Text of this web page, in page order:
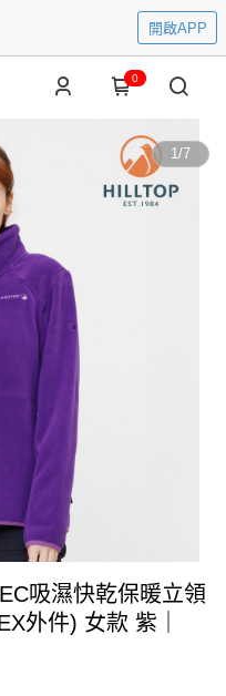
開啟APP
0
1/7
吸濕快乾保暖立領
外件) 女款 紫｜